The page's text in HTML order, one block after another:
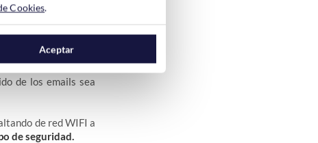
de los emails sea
de red WIFI a
de seguridad.
Cookies.
Aceptar